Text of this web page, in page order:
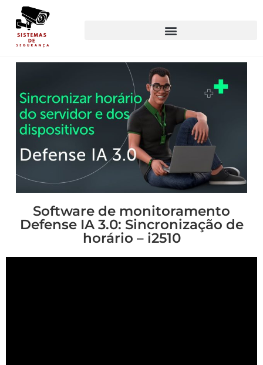
Software de monitoramento
Defense IA 3.0: Sincronização de
horário – i2510